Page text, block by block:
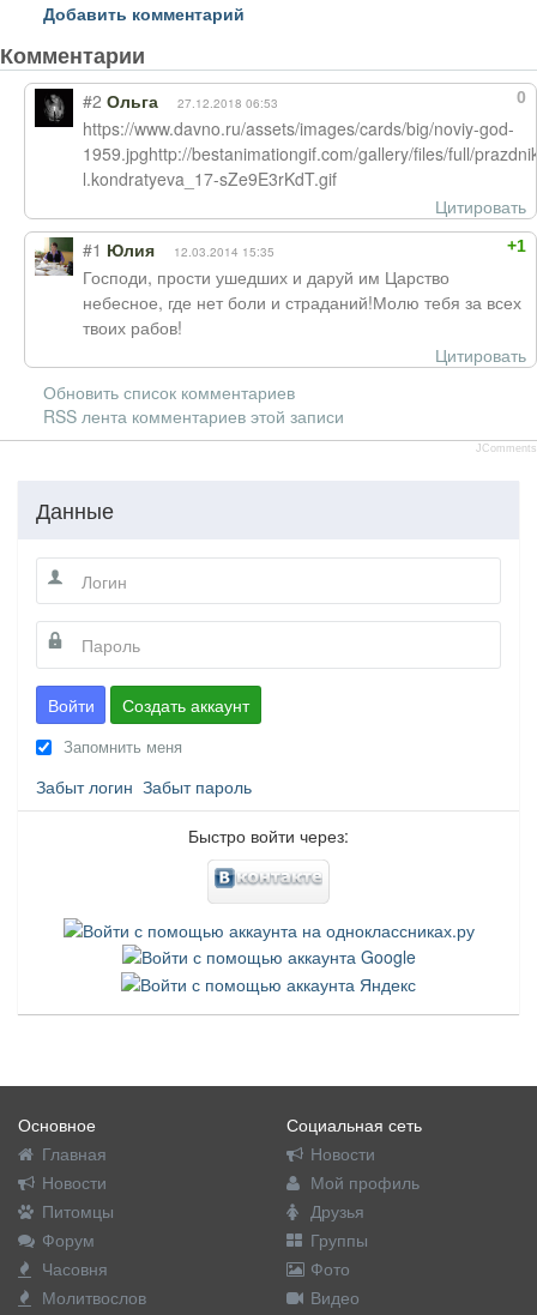
Добавить комментарий
Комментарии
0
#2 Ольга 27.12.2018 06:53
https://www.davno.ru/assets/images/cards/big/noviy-god-
1959.jpghttp://bestanimationgif.com/gallery/files/full/
l.kondratyeva_17-sZe9E3rKdT.gif
Цитировать
+1
#1 Юлия 12.03.2014 15:35
Господи, прости ушедших и даруй им Царство
небесное, где нет боли и страданий!Молю тебя за всех
твоих рабов!
Цитировать
Обновить список комментариев
RSS лента комментариев этой записи
JComments
Данные
Войти Создать аккаунт
Запомнить меня
Забыт логин Забыт пароль
Быстро войти через:
Основное
Главная
Новости
Питомцы
Форум
Часовня
Молитвослов
Социальная сеть
Новости
Мой профиль
Друзья
Группы
Фото
Видео